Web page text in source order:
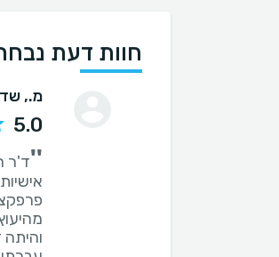
חוות דעת
מ.,
5.0
''